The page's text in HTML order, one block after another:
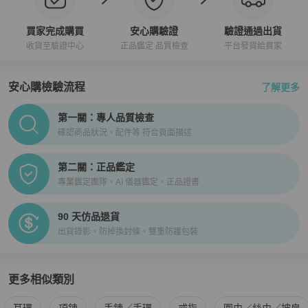
買家完成購買
收貨至驗證中心
安心購驗證
正品鑑定 品質檢查
驗證通過出貨
平台發貨給買家
安心購檢驗流程 了解更多
PopChill拍拍圈正品驗證、安心購檢驗流程介紹
第一關：專人品質檢查
確認商品狀況、配件等 符合頁面描述
第二關：正品鑑定
專業鑑定團隊、AI 儀器鑑定、正品證書
90 天仿品退貨
出貨錄影、防掉換封條、雙重防護包裝
更多相似類別
更多APM 女士配件 相似商品推薦